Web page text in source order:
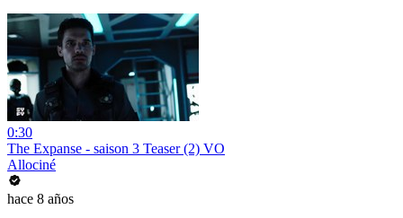
0:30
The Expanse - saison 3 Teaser (2) VO
Allociné
hace 8 años